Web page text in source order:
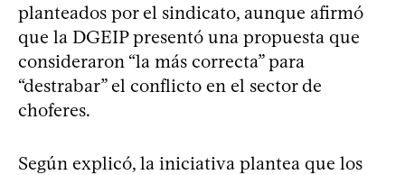
planteados por el sindicato, aunque afirmó
que la DGEIP presentó una propuesta que
consideraron “la más correcta” para
“destrabar” el conflicto en el sector de
choferes.
Según explicó, la iniciativa plantea que los